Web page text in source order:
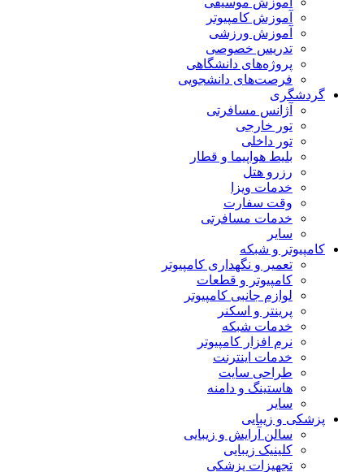
آموزش کامپیوتر
آموزش ورزشی
تدریس خصوصی
پروژه‌های دانشگاهی
فرصت‌های دانشجویی
گردشگری
آژانس مسافرتی
تور خارجی
تور داخلی
بلیط هواپیما و قطار
رزرو هتل
خدمات ویزا
وقت سفارت
خدمات مسافرتی
سایر
کامپیوتر و شبکه
تعمیر و نگهداری کامپیوتر
کامپیوتر و قطعات
لوازم جانبی کامپیوتر
پرینتر و اسکنر
خدمات شبکه
نرم افزار کامپیوتر
خدمات اینترنت
طراحی سایت
هاستینگ و دامنه
سایر
پزشکی و زیبایی
سالن آرایش و زیبایی
کلینیک زیبایی
تجهیزات پزشکی